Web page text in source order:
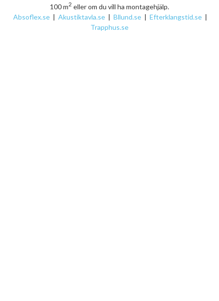
100 m2 eller om du vill ha montagehjälp.
Absoflex.se | Akustiktavla.se | Bllund.se | Efterklangstid.se |
Trapphus.se